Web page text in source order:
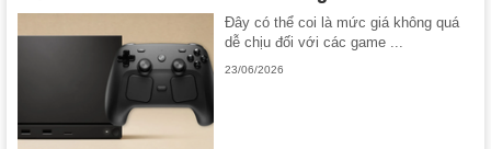
Đây có thể coi là mức giá không quá
dễ chịu đối với các game ...
23/06/2026